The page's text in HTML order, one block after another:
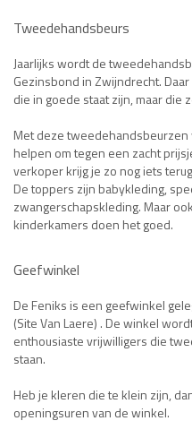
Tweedehandsbeurs
Jaarlijks wordt de
Gezinsbond in Zwijndrecht.
die in goede staat zijn, maar die
Met deze
helpen om tegen een zacht
verkoper krijg je zo nog iets
De toppers zijn babykleding,
zwangerschapskleding. Maar
kinderkamers doen het goed.
Geefwinkel
De Feniks is een geefwinkel
(Site Van Laere) . De winkel
enthousiaste vrijwilligers die
staan.
Heb je kleren die te klein zijn,
openingsuren van de winkel.